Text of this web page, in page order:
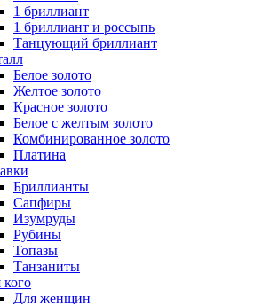
1 бриллиант
1 бриллиант и россыпь
Танцующий бриллиант
Белое золото
Желтое золото
Красное золото
Белое с желтым золото
Комбинированное золото
Платина
Бриллианты
Сапфиры
Изумруды
Рубины
Топазы
Танзаниты
кого
Для женщин